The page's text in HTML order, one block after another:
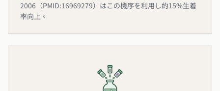
2006（PMID:16969279）はこの機序を利用し約15%生着
率向上。